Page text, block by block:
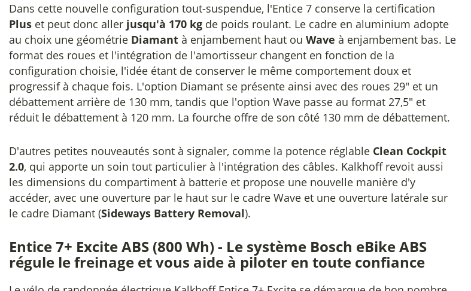
Dans cette nouvelle configuration tout-suspendue, l'Entice 7 conserve la certification
Plus et peut donc aller jusqu'à 170 kg de poids roulant. Le cadre en aluminium adopte
au choix une géométrie Diamant à enjambement haut ouWave à enjambement bas. Le
format des roues et l'intégration de l'amortisseur changent en fonction de la
configuration choisie, l'idée étant de conserver le même comportement doux et
progressif à chaque fois. L'option Diamant se présente ainsi avec des roues 29" et un
débattement arrière de 130 mm, tandis que l'option Wave passe au format 27,5" et
réduit le débattement à 120 mm. La fourche offre de son côté 130 mm de débattement.
D'autres petites nouveautés sont à signaler, comme la potence réglable Clean Cockpit
2.0, qui apporte un soin tout particulier à l'intégration des câbles. Kalkhoff revoit aussi
les dimensions du compartiment à batterie et propose une nouvelle manière d'y
accéder, avec une ouverture par le haut sur le cadre Wave et une ouverture latérale sur
le cadre Diamant (Sideways Battery Removal).
Entice 7+ Excite ABS (800 Wh) - Le système Bosch eBike ABS
régule le freinage et vous aide à piloter en toute confiance